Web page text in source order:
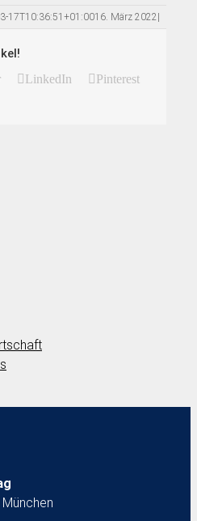
17T10:36:51+01:0016. März 2022 |
LinkedIn
Pinterest